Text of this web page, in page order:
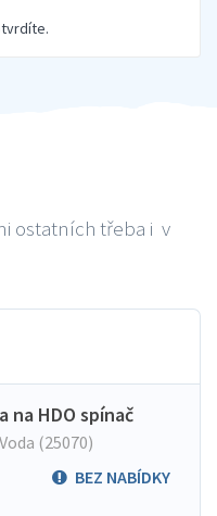
ostatních třeba i v
na HDO spínač
(25070)
BEZ NABÍDKY